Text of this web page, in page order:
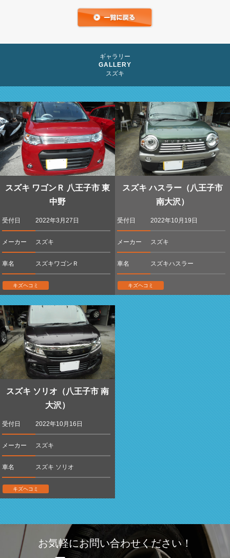
ギャラリー
GALLERY
スズキ
スズキ ワゴンＲ 八王子市 東
中野
受付日 2022年3月27日
メーカー スズキ
車名 スズキワゴンＲ
キズヘコミ
スズキ ハスラー（八王子市
南大沢）
受付日 2022年10月19日
メーカー スズキ
車名 スズキハスラー
キズヘコミ
スズキ ソリオ（八王子市 南
大沢）
受付日 2022年10月16日
メーカー スズキ
車名 スズキ ソリオ
キズヘコミ
お気軽にお問い合わせください！